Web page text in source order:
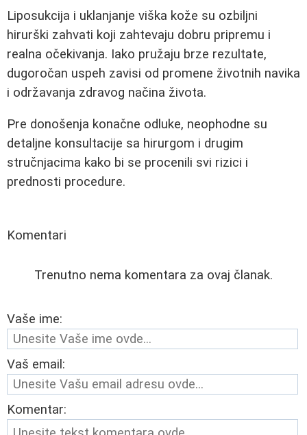
Liposukcija i uklanjanje viška kože su ozbiljni
hirurški zahvati koji zahtevaju dobru pripremu i
realna očekivanja. Iako pružaju brze rezultate,
dugoročan uspeh zavisi od promene životnih navika
i održavanja zdravog načina života.
Pre donošenja konačne odluke, neophodne su
detaljne konsultacije sa hirurgom i drugim
stručnjacima kako bi se procenili svi rizici i
prednosti procedure.
Komentari
Trenutno nema komentara za ovaj članak.
Vaše ime:
Vaš email:
Komentar: